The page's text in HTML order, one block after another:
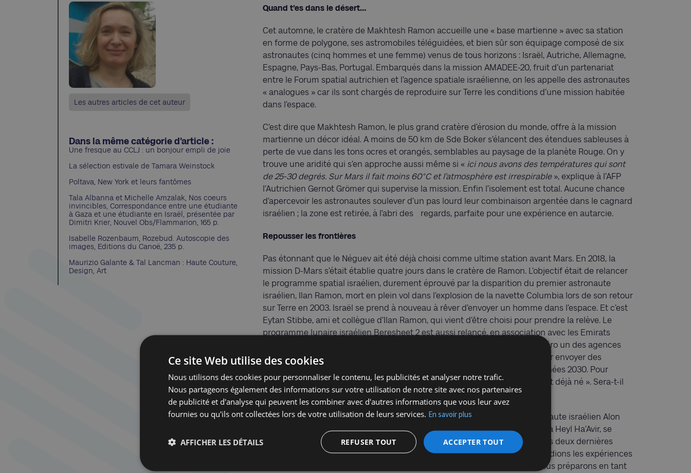
Les autres articles de cet auteur
Dans la même catégorie d'article :
Une fresque au CCLJ : un bonjour empli de joie
La sélection estivale de Tamara Weinstock
Poltava, New York et leurs fantômes
Tala Albanna et Michelle Amzalak, Nos coeurs
invincibles, Correspondance entre une étudiante
à Gaza et une étudiante en Israël, présentée par
Dimitri Krier, Nouvel Obs/Flammarion, 165 p.
Isabelle Rozenbaum, Rozebud. Autoscopie des
images, Editions du Canoë, 235 p.
Maurizio Galante & Tal Lancman : Haute Couture,
Design, Art
Quand t’es dans le désert…
Cet automne, le cratère de Makhtesh Ramon accueille une « base martienne » avec sa station
en forme de polygone, ses astromobiles téléguidées, et bien sûr son équipage composé de six
astronautes (cinq hommes et une femme) venus de tous horizons : Israël, Autriche, Allemagne,
Espagne, Pays-Bas, Portugal. Embarqués dans la mission AMADEE-20, fruit d’un partenariat
entre le Forum spatial autrichien et l’agence spatiale israélienne, on les appelle des astronautes
« analogues » car ils sont chargés de reproduire sur Terre les conditions d’une mission habitée
dans l’espace.
C’est dire que Makhtesh Ramon, le plus grand cratère d’érosion du monde, offre à la mission
martienne un décor idéal. A moins de 50 km de Sde Boker s’élancent des étendues sableuses à
perte de vue dans les tons ocres et orangés, semblables au paysage de la planète Rouge. On y
trouve une aridité qui s’en approche aussi même si « ici nous avons des températures qui sont
de 25-30 degrés. Sur Mars il fait moins 60°C et l’atmosphère est irrespirable», explique à l’AFP
l’Autrichien Gernot Grömer qui supervise la mission. Enfin l’isolement est total. Aucune chance
d’apercevoir les astronautes soulever d’un pas lourd leur combinaison argentée dans le cagnard
israélien ; la zone est retirée, à l’abri des regards, parfaite pour une expérience en autarcie.
Repousser les frontières
Pas étonnant que le Néguev ait été déjà choisi comme ultime station avant Mars. En 2018, la
mission D-Mars s’était établie quatre jours dans le cratère de Ramon. L’objectif était de relancer
le programme spatial israélien, durement éprouvé par la disparition du premier astronaute
israélien, Ilan Ramon, mort en plein vol dans l’explosion de la navette Columbia lors de son retour
sur Terre en 2003. Israël se prend à nouveau à rêver d’envoyer un homme dans l’espace. Et c’est
Eytan Stibbe, ami et collègue d’Ilan Ramon, qui vient d’être choisi pour prendre la relève. Le
programme lunaire israélien Beresheet 2 est aussi relancé, en association avec les Emirats
arabes unis. Quant au programme martien, il est désormais l’objectif numéro un des agences
spatiales internationales. La NASA en particulier dépense des fortunes pour envoyer des
missions robotiques sur Mars, en prévision d’un voyage habité dans les années 2030. Pour
Grömer, c’est une évidence : « le premier Homme qui marchera sur Mars est déjà né ». Sera-t-il
israélien ?
Membre de la mission AMADEE-20, initialement prévue l’an dernier, l’astronaute israélien Alon
Tenzer, un ingénieur en intelligence artificielle de 36 ans, ancien pilote de la Heyl Ha’Avir, se
prépare sans relâche à une exploration de la planète Rouge : « Au cours des deux dernières
années, nous nous sommes entraînés à cette mission spécifique. Nous étudions les expériences
que nous devons réaliser, nous mettons au point l’équipement, et nous nous préparons en tant
Ce site Web utilise des cookies
Nous utilisons des cookies pour personnaliser le contenu, les publicités et analyser notre trafic.
Nous partageons également des informations sur votre utilisation de notre site avec nos partenaires
de publicité et d'analyse qui peuvent les combiner avec d'autres informations que vous leur avez
fournies ou qu'ils ont collectées lors de votre utilisation de leurs services. En savoir plus
ACCEPTER TOUT
REFUSER TOUT
AFFICHER LES DÉTAILS